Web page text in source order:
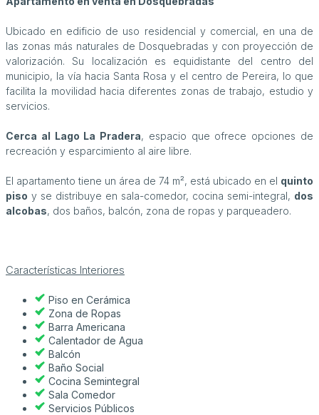
Ubicado en edificio de uso residencial y comercial, en una de
las zonas más naturales de Dosquebradas y con proyección de
valorización. Su localización es equidistante del centro del
municipio, la vía hacia Santa Rosa y el centro de Pereira, lo que
facilita la movilidad hacia diferentes zonas de trabajo, estudio y
servicios.
Cerca al Lago La Pradera, espacio que ofrece opciones de
recreación y esparcimiento al aire libre.
El apartamento tiene un área de 74 m², está ubicado en el quinto
piso y se distribuye en sala-comedor, cocina semi-integral, dos
alcobas, dos baños, balcón, zona de ropas y parqueadero.
Características Interiores
Piso en Cerámica
Zona de Ropas
Barra Americana
Calentador de Agua
Balcón
Baño Social
Cocina Semintegral
Sala Comedor
Servicios Públicos